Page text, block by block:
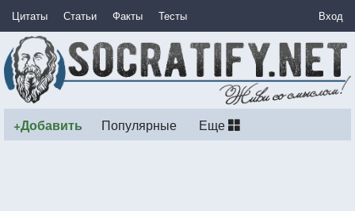
Цитаты Статьи Факты Тесты Вход
+Добавить Популярные Еще